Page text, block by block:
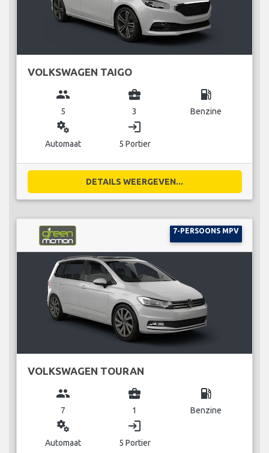
VOLKSWAGEN TAIGO
group
5
business_center
3
local_gas_station
Benzine
miscellaneous_services
Automaat
login
5 Portier
DETAILS WEERGEVEN...
7-PERSOONS MPV
VOLKSWAGEN TOURAN
group
7
business_center
1
local_gas_station
Benzine
miscellaneous_services
Automaat
login
5 Portier